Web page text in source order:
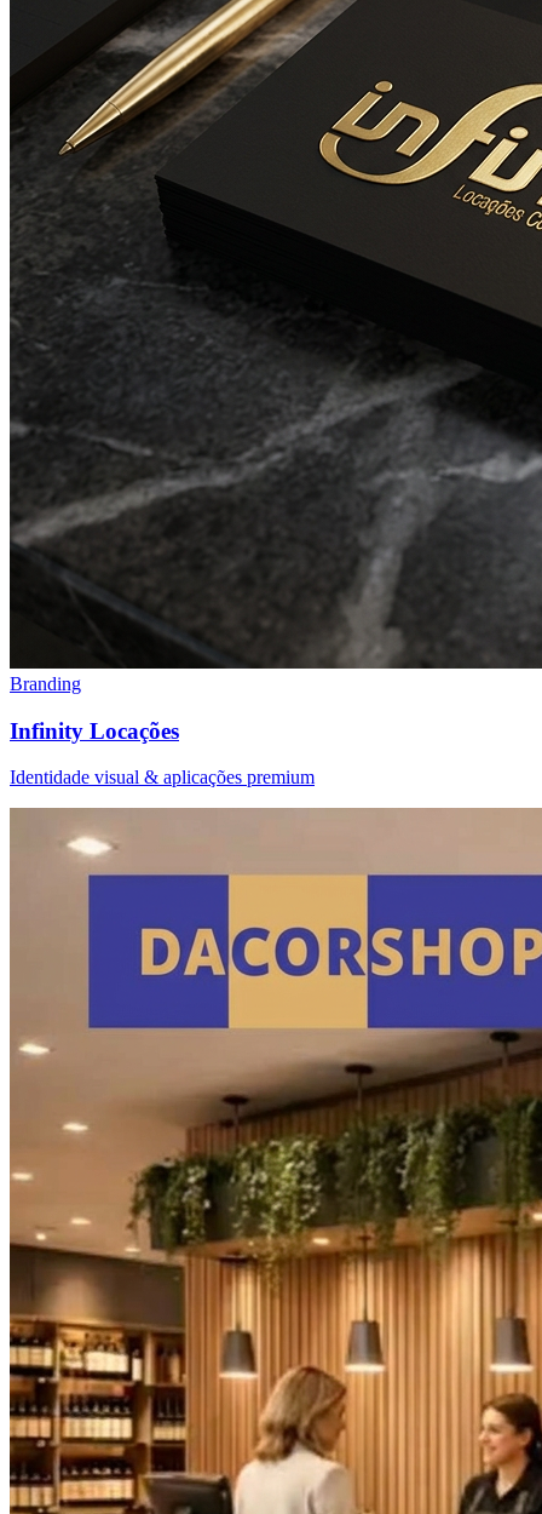
Branding
Infinity Locações
Identidade visual & aplicações premium